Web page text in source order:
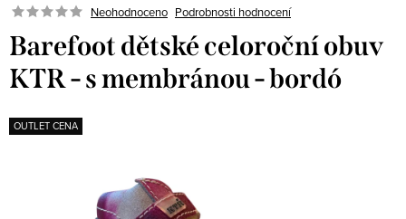
Neohodnoceno Podrobnosti hodnocení
Barefoot dětské celoroční obuv
KTR - s membránou - bordó
OUTLET CENA